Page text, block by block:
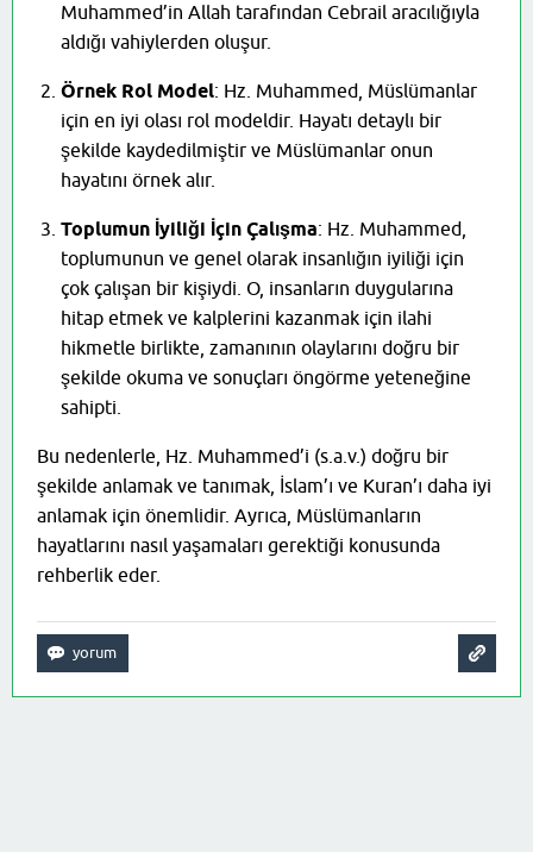
Muhammed’in Allah tarafından Cebrail aracılığıyla
aldığı vahiylerden oluşur.
Örnek Rol Model: Hz. Muhammed, Müslümanlar
için en iyi olası rol modeldir. Hayatı detaylı bir
şekilde kaydedilmiştir ve Müslümanlar onun
hayatını örnek alır.
Toplumun İyiliği İçin Çalışma: Hz. Muhammed,
toplumunun ve genel olarak insanlığın iyiliği için
çok çalışan bir kişiydi. O, insanların duygularına
hitap etmek ve kalplerini kazanmak için ilahi
hikmetle birlikte, zamanının olaylarını doğru bir
şekilde okuma ve sonuçları öngörme yeteneğine
sahipti.
Bu nedenlerle, Hz. Muhammed’i (s.a.v.) doğru bir
şekilde anlamak ve tanımak, İslam’ı ve Kuran’ı daha iyi
anlamak için önemlidir. Ayrıca, Müslümanların
hayatlarını nasıl yaşamaları gerektiği konusunda
rehberlik eder.